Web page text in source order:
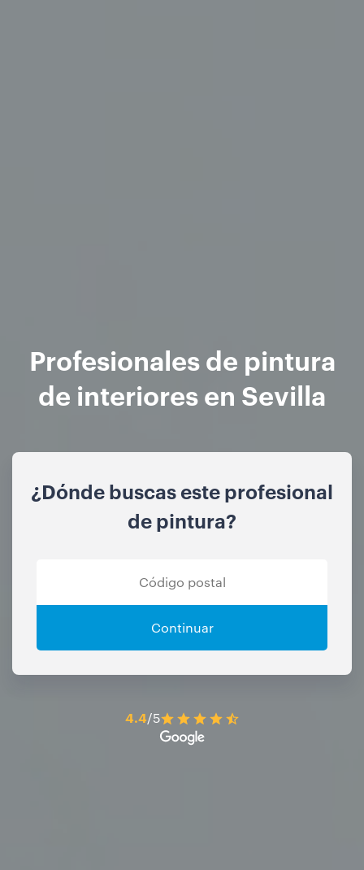
Profesionales de pintura
de interiores en Sevilla
¿Dónde buscas este profesional
de pintura?
Continuar
4.4/5